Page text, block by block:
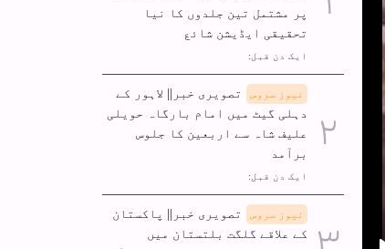
پر مشتمل تین جلدوں کا نیا
تحقیقی ایڈیشن شائع
ایک دن قبل:
نیوز سروس
تصویری خبر|| لاہور کے
دہلی گیٹ میں امام بارگاہ حویلی
علیف شاہ سے اربعین کا جلوس
برآمد
ایک دن قبل:
نیوز سروس
تصویری خبر|| پاکستان
کے علاقے گلگت بلتستان میں